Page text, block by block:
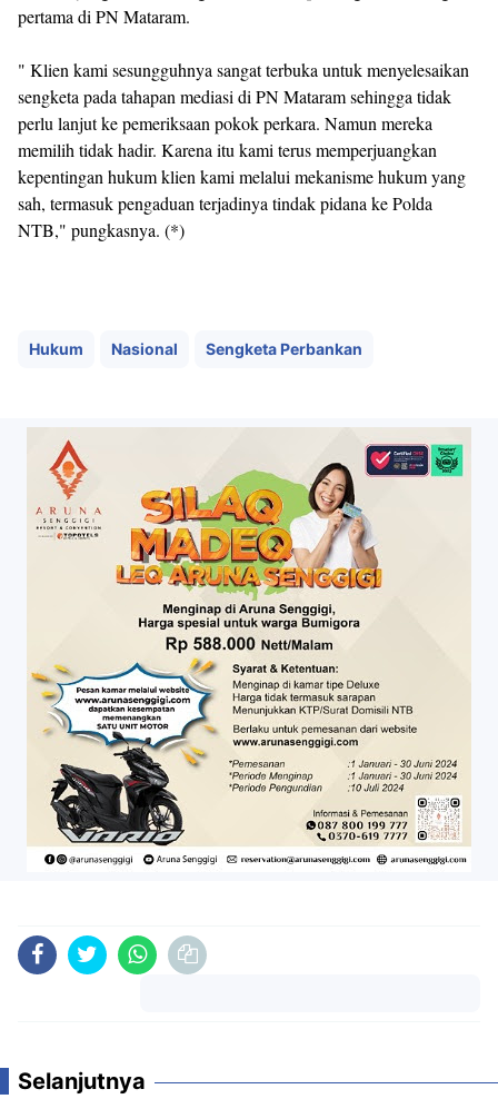
pertama di PN Mataram.
‎" Klien kami sesungguhnya sangat terbuka untuk menyelesaikan
sengketa pada tahapan mediasi di PN Mataram sehingga tidak
perlu lanjut ke pemeriksaan pokok perkara. Namun mereka
memilih tidak hadir. Karena itu kami terus memperjuangkan
kepentingan hukum klien kami melalui mekanisme hukum yang
sah, termasuk pengaduan terjadinya tindak pidana ke Polda
NTB," pungkasnya. (*)
Hukum Nasional Sengketa Perbankan
Selanjutnya